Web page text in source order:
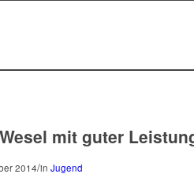
mit guter
2014/in Jugend